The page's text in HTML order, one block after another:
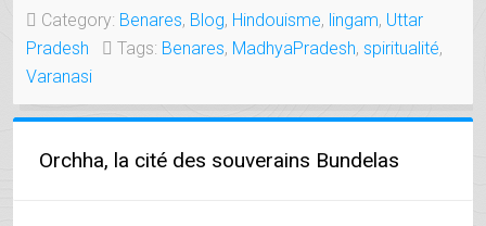
DE
L’INDE »
Category: Benares, Blog, Hindouisme, lingam, Uttar
Pradesh
Tags: Benares, MadhyaPradesh, spiritualité,
Varanasi
Orchha, la cité des souverains Bundelas